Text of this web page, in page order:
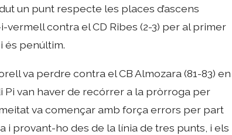
un punt respecte les places d’ascens
contra el CD Ribes (2-3) per al primer
és penúltim.
va perdre contra el CB Almozara (81-83) en
Pi van haver de recórrer a la pròrroga per
va començar amb força errors per part
i provant-ho des de la línia de tres punts, i els